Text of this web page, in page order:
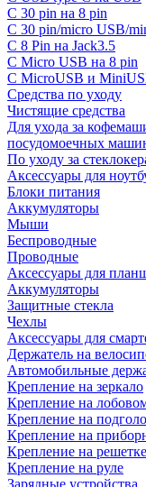
С 30 pin на 8 pin
С 30 pin/micro USB/
С 8 Pin на Jack3.5
С Micro USB на 8 pin
С MicroUSB и
Средства по уходу
Чистящие средства
Для ухода за
посудомоечных
По уходу за
Аксессуары для
Блоки питания
Аккумуляторы
Мыши
Беспроводные
Проводные
Аксессуары для
Аккумуляторы
Защитные стекла
Чехлы
Аксессуары для
Держатель на
Автомобильные
Крепление на зеркало
Крепление на
Крепление на
Крепление на
Крепление на
Крепление на руле
Зарядные устройства